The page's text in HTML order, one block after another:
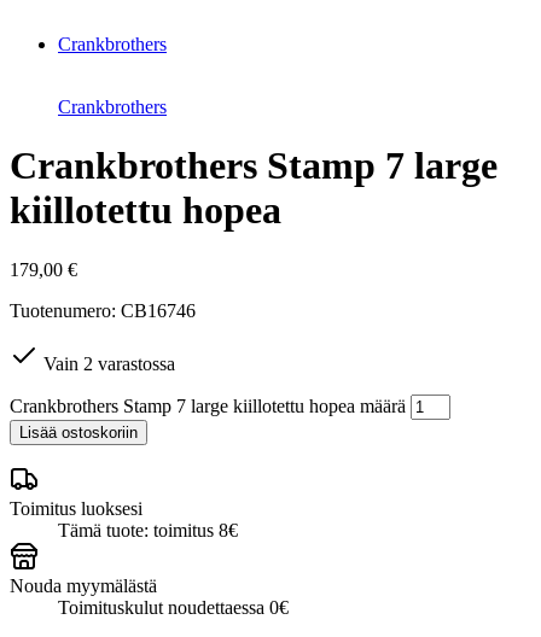
Crankbrothers
Crankbrothers
Crankbrothers Stamp 7 large
kiillotettu hopea
179,00 €
Tuotenumero: CB16746
Vain 2 varastossa
Crankbrothers Stamp 7 large kiillotettu hopea määrä
Lisää ostoskoriin
Toimitus luoksesi
Tämä tuote: toimitus 8€
Nouda myymälästä
Toimituskulut noudettaessa 0€